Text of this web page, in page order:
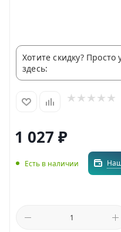
Хотите скидку? Просто
здесь:
1 027 ₽
Есть в наличии